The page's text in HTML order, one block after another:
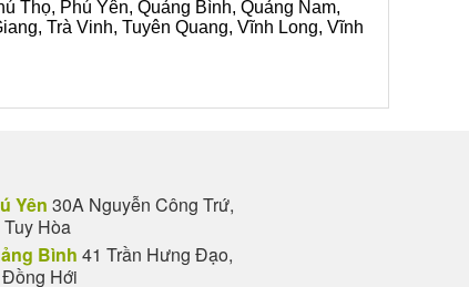
Thọ, Phú Yên, Quảng Bình, Quảng Nam,
Trà Vinh, Tuyên Quang, Vĩnh Long, Vĩnh
Yên 30A Nguyễn Công Trứ,
Hòa
Bình 41 Trần Hưng Đạo,
Hới